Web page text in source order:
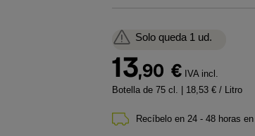
Solo queda 1 ud.
13,90 € IVA incl.
Botella de 75 cl. | 18,53 € / Litro
Recíbelo en 24 - 48 horas